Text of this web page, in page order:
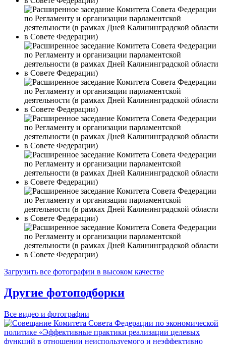
Загрузить все фотографии в высоком качестве
Другие фотоподборки
Все видео и фотографии